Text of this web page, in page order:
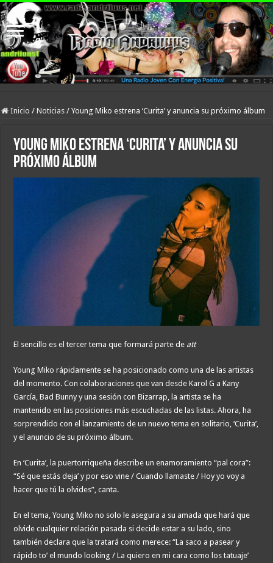
Inicio / Noticias / Young Miko estrena ‘Curita’ y anuncia su próximo álbum
Young Miko estrena ‘Curita’ y anuncia su
próximo álbum
El sencillo es el tercer tema que formará parte de att
Young Miko rápidamente se ha posicionado como una de las artistas
del momento. Con colaboraciones que van desde Karol G a Kany
García, Bad Bunny y una sesión con Bizarrap, la artista se ha
mantenido en las posiciones más escuchadas de las listas. Ahora, ha
sorprendido con el lanzamiento de un nuevo tema en solitario, ‘Curita’,
y el anuncio de su próximo álbum.
En ‘Curita’, la puertorriqueña describe un enamoramiento “pal cora”:
“Sé que estás deja’ y por eso vine / Cuando llamaste / Hoy yo voy a
hacer que tú la olvides”, canta.
En el tema, Young Miko no solo le asegura a su amada que hará que
olvide cualquier relación pasada si decide estar a su lado, sino
también declara que la tratará como merece: “La saco a pasear y
rápido to’ el mundo looking / La quiero en mi cara como los tatuaje’